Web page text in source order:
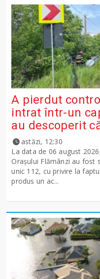
A pierdut
intrat într-un
au descoperit
astăzi, 12:30
La data de 06 august
Orașului Flămânzi au fost
unic 112, cu privire la
produs un ac...